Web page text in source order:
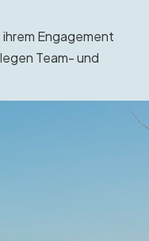
Engagement
Team- und